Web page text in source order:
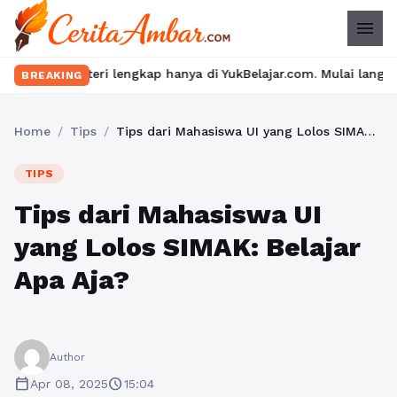
menu
BREAKINGhanya di YukBelajar.com. Mulai langkah suksesmu
Home / Tips / Tips dari Mahasiswa UI yang Lolos SIMAK: Belajar Apa Aja?
TIPS
Tips dari Mahasiswa UI
yang Lolos SIMAK: Belajar
Apa Aja?
Author
calendar_todayApr 08, 2025schedule15:04